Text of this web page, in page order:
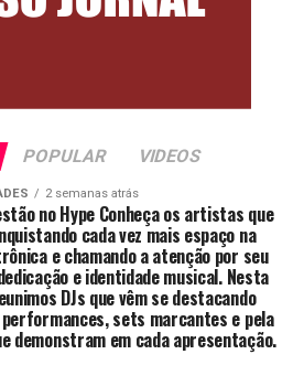
POPULAR VIDEOS
2 semanas atrás
no Hype Conheça os artistas que
cada vez mais espaço na
e chamando a atenção por seu
e identidade musical. Nesta
DJs que vêm se destacando
sets marcantes e pela
demonstram em cada apresentação.